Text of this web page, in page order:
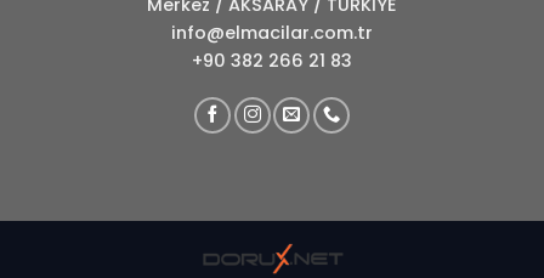
info@elmacilar.com.tr
+90 382 266 21 83